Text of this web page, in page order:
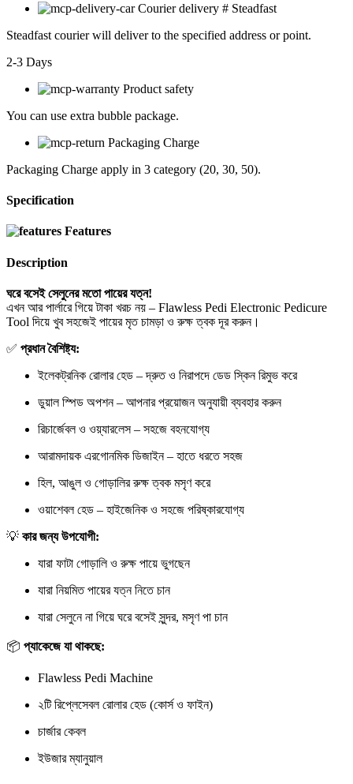
Courier delivery # Steadfast
Steadfast courier will deliver to the specified address or point.
2-3 Days
Product safety
You can use extra bubble package.
Packaging Charge
Packaging Charge apply in 3 category (20, 30, 50).
Specification
Features
Description
ঘরে বসেই সেলুনের মতো পায়ের যত্ন!
এখন আর পার্লারে গিয়ে টাকা খরচ নয় – Flawless Pedi Electronic Pedicure
Tool দিয়ে খুব সহজেই পায়ের মৃত চামড়া ও রুক্ষ ত্বক দূর করুন।
✅ প্রধান বৈশিষ্ট্য:
ইলেকট্রনিক রোলার হেড – দ্রুত ও নিরাপদে ডেড স্কিন রিমুভ করে
ডুয়াল স্পিড অপশন – আপনার প্রয়োজন অনুযায়ী ব্যবহার করুন
রিচার্জেবল ও ওয়্যারলেস – সহজে বহনযোগ্য
আরামদায়ক এরগোনমিক ডিজাইন – হাতে ধরতে সহজ
হিল, আঙুল ও গোড়ালির রুক্ষ ত্বক মসৃণ করে
ওয়াশেবল হেড – হাইজেনিক ও সহজে পরিষ্কারযোগ্য
💡 কার জন্য উপযোগী:
যারা ফাটা গোড়ালি ও রুক্ষ পায়ে ভুগছেন
যারা নিয়মিত পায়ের যত্ন নিতে চান
যারা সেলুনে না গিয়ে ঘরে বসেই সুন্দর, মসৃণ পা চান
📦 প্যাকেজে যা থাকছে:
Flawless Pedi Machine
২টি রিপ্লেসেবল রোলার হেড (কোর্স ও ফাইন)
চার্জার কেবল
ইউজার ম্যানুয়াল